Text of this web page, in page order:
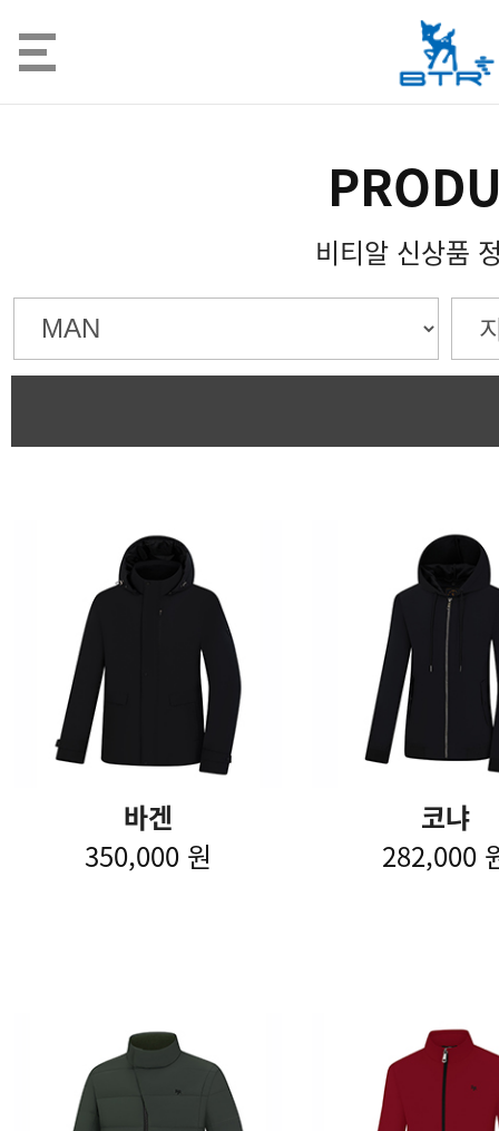
비티알 신상품
바겐
350,000 원
코냐
282,000